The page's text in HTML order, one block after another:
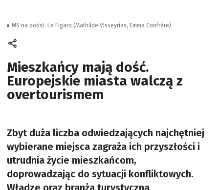
Mieszkańcy mają dość.
Europejskie miasta walczą z
overtourismem
Zbyt duża liczba odwiedzających najchętniej
wybierane miejsca zagraża ich przyszłości i
utrudnia życie mieszkańcom,
doprowadzając do sytuacji konfliktowych.
Władze oraz branża turystyczna
MS na podst. Le Figaro (Mathilde Visseyrias, Emma Confrère)